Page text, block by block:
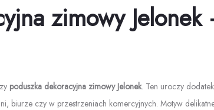
zimowy
poduszka dekoracyjna zimowy Jelonek. Ten uroczy
biurze czy w przestrzeniach komercyjnych. Motyw